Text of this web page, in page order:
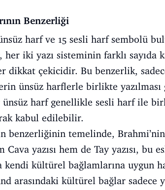
Benzerliği
harf ve 15 sesli harf sembolü
her iki yazı sisteminin farklı sayıda
çekicidir. Bu benzerlik,
ünsüz harflerle birlikte
ünsüz harf genellikle sesli harf ile
kabul edilebilir.
benzerliğinin temelinde,
Cava yazısı hem de Tay yazısı,
kendi kültürel bağlamlarına uygun
arasındaki kültürel bağlar sadece